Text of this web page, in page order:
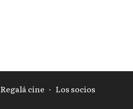
Regalá cine · Los socios